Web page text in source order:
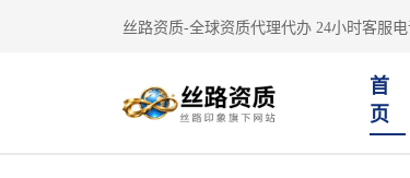
丝路资质-全球资质代理代办 24小时客服电
首
页